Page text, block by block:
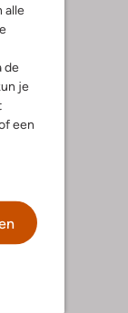
alle
de
je
een